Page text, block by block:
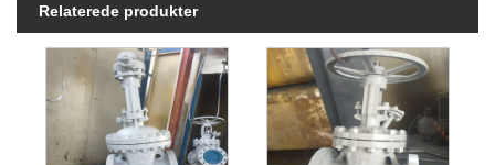
Relaterede produkter